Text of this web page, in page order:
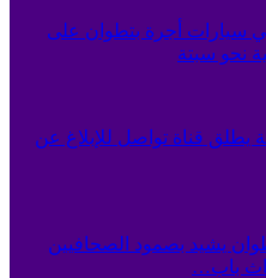
سيارات أجرة بتطوان على
نحو سبتة
يطلق قناة تواصل للإبلاغ عن
يشيد بصمود الصحافيين
باب…